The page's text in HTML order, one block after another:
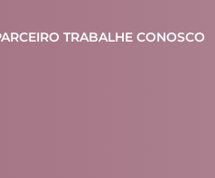
TRABALHE CONOSCO